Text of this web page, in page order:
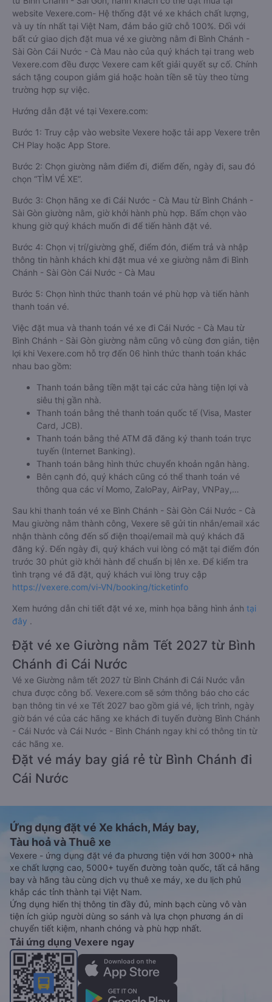
website Vexere.com- Hệ thống đặt vé xe khách chất lượng,
và uy tín nhất tại Việt Nam, đảm bảo giữ chỗ 100%. Đối với
bất cứ giao dịch đặt mua vé xe giường nằm đi Bình Chánh -
Sài Gòn Cái Nước - Cà Mau nào của quý khách tại trang web
Vexere.com đều được Vexere cam kết giải quyết sự cố. Chính
sách tặng coupon giảm giá hoặc hoàn tiền sẽ tùy theo từng
trường hợp sự việc.
Hướng dẫn đặt vé tại Vexere.com:
Bước 1: Truy cập vào website Vexere hoặc tải app Vexere trên
CH Play hoặc App Store.
Bước 2: Chọn giường nằm điểm đi, điểm đến, ngày đi, sau đó
chọn “TÌM VÉ XE”.
Bước 3: Chọn hãng xe đi Cái Nước - Cà Mau từ Bình Chánh -
Sài Gòn giường nằm, giờ khởi hành phù hợp. Bấm chọn vào
khung giờ quý khách muốn đi để tiến hành đặt vé.
Bước 4: Chọn vị trí/giường ghế, điểm đón, điểm trả và nhập
thông tin hành khách khi đặt mua vé xe giường nằm đi Bình
Chánh - Sài Gòn Cái Nước - Cà Mau
Bước 5: Chọn hình thức thanh toán vé phù hợp và tiến hành
thanh toán vé.
Việc đặt mua và thanh toán vé xe đi Cái Nước - Cà Mau từ
Bình Chánh - Sài Gòn giường nằm cũng vô cùng đơn giản, tiện
lợi khi Vexere.com hỗ trợ đến 06 hình thức thanh toán khác
nhau bao gồm:
Thanh toán bằng tiền mặt tại các cửa hàng tiện lợi và
siêu thị gần nhà.
Thanh toán bằng thẻ thanh toán quốc tế (Visa, Master
Card, JCB).
Thanh toán bằng thẻ ATM đã đăng ký thanh toán trực
tuyến (Internet Banking).
Thanh toán bằng hình thức chuyển khoản ngân hàng.
Bên cạnh đó, quý khách cũng có thể thanh toán vé
thông qua các ví Momo, ZaloPay, AirPay, VNPay,…
Sau khi thanh toán vé xe Bình Chánh - Sài Gòn Cái Nước - Cà
Mau giường nằm thành công, Vexere sẽ gửi tin nhắn/email xác
nhận thành công đến số điện thoại/email mà quý khách đã
đăng ký. Đến ngày đi, quý khách vui lòng có mặt tại điểm đón
trước 30 phút giờ khởi hành để chuẩn bị lên xe. Để kiểm tra
tình trạng vé đã đặt, quý khách vui lòng truy cập
https://vexere.com/vi-VN/booking/ticketinfo
Xem hướng dẫn chi tiết đặt vé xe, minh họa bằng hình ảnh tại
đây .
Đặt vé xe Giường nằm Tết 2027 từ Bình
Chánh đi Cái Nước
Vé xe Giường nằm tết 2027 từ Bình Chánh đi Cái Nước vẫn
chưa được công bố. Vexere.com sẽ sớm thông báo cho các
bạn thông tin vé xe Tết 2027 bao gồm giá vé, lịch trình, ngày
giờ bán vé của các hãng xe khách đi tuyến đường Bình Chánh
- Cái Nước và Cái Nước - Bình Chánh ngay khi có thông tin từ
các hãng xe.
Đặt vé máy bay giá rẻ từ Bình Chánh đi
Cái Nước
Ứng dụng đặt vé Xe khách, Máy bay,
Tàu hoả và Thuê xe
Vexere - ứng dụng đặt vé đa phương tiện với hơn 3000+ nhà
xe chất lượng cao, 5000+ tuyến đường toàn quốc, tất cả hãng
bay và hãng tàu cùng dịch vụ thuê xe máy, xe du lịch phủ
khắp các tỉnh thành tại Việt Nam.
Ứng dụng hiển thị thông tin đầy đủ, minh bạch cùng vô vàn
tiện ích giúp người dùng so sánh và lựa chọn phương án di
chuyển tiết kiệm, nhanh chóng và phù hợp nhất.
Tải ứng dụng Vexere ngay